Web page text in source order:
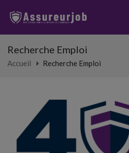
Recherche Emploi
Accueil Recherche Emploi